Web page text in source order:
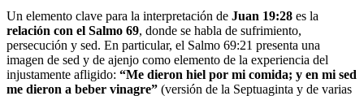
Un elemento clave para la interpretación de Juan 19:28 es la
relación con el Salmo 69, donde se habla de sufrimiento,
persecución y sed. En particular, el Salmo 69:21 presenta una
imagen de sed y de ajenjo como elemento de la experiencia del
injustamente afligido: “Me dieron hiel por mi comida; y en mi sed
me dieron a beber vinagre” (versión de la Septuaginta y de varias